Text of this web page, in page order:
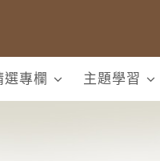
選專欄 主題學習